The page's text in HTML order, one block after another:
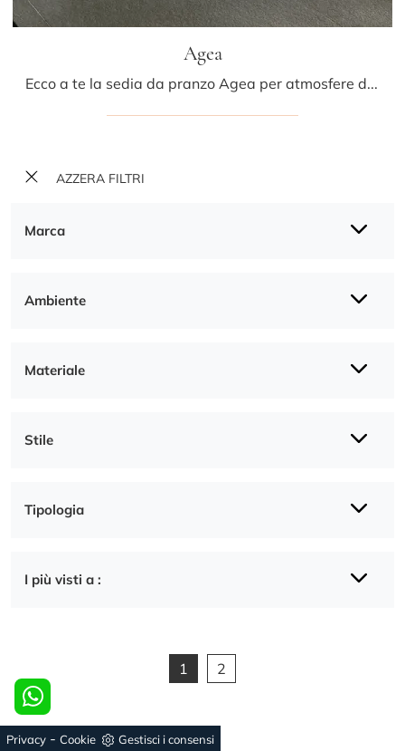
AZZERA FILTRI
Marca
Ambiente
Materiale
Stile
Tipologia
I più visti a :
Agea
Ecco a te la sedia da pranzo Agea per atmosfere design, tra le più esclusive Sedie fisse di Bonaldo.
1 2
Privacy - Cookie Gestisci i consensi